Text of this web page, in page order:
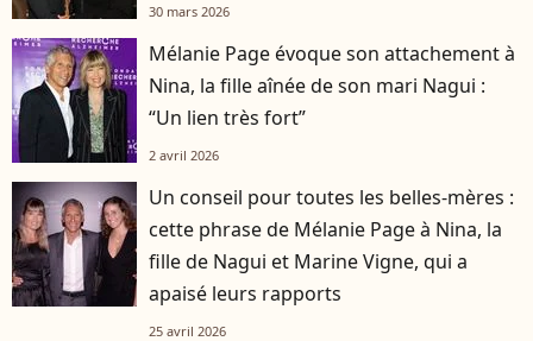
30 mars 2026
Mélanie Page évoque son attachement à
Nina, la fille aînée de son mari Nagui :
“Un lien très fort”
2 avril 2026
Un conseil pour toutes les belles-mères :
cette phrase de Mélanie Page à Nina, la
fille de Nagui et Marine Vigne, qui a
apaisé leurs rapports
25 avril 2026